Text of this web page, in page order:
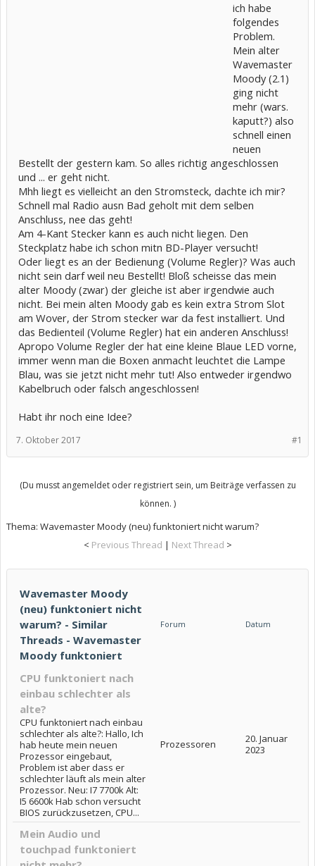
ich habe
folgendes
Problem.
Mein alter
Wavemaster
Moody (2.1)
ging nicht
mehr (wars.
kaputt?) also
schnell einen
neuen
Bestellt der gestern kam. So alles richtig angeschlossen
und ... er geht nicht.
Mhh liegt es vielleicht an den Stromsteck, dachte ich mir?
Schnell mal Radio ausn Bad geholt mit dem selben
Anschluss, nee das geht!
Am 4-Kant Stecker kann es auch nicht liegen. Den
Steckplatz habe ich schon mitn BD-Player versucht!
Oder liegt es an der Bedienung (Volume Regler)? Was auch
nicht sein darf weil neu Bestellt! Bloß scheisse das mein
alter Moody (zwar) der gleiche ist aber irgendwie auch
nicht. Bei mein alten Moody gab es kein extra Strom Slot
am Wover, der Strom stecker war da fest installiert. Und
das Bedienteil (Volume Regler) hat ein anderen Anschluss!
Apropo Volume Regler der hat eine kleine Blaue LED vorne,
immer wenn man die Boxen anmacht leuchtet die Lampe
Blau, was sie jetzt nicht mehr tut! Also entweder irgendwo
Kabelbruch oder falsch angeschlossen!
Habt ihr noch eine Idee?
#1
7. Oktober 2017
(Du musst angemeldet oder registriert sein, um Beiträge verfassen zu
können. )
Thema: Wavemaster Moody (neu) funktoniert nicht warum?
< Previous Thread | Next Thread >
Wavemaster Moody
(neu) funktoniert nicht
warum? - Similar
Threads - Wavemaster
Moody funktoniert
Forum Datum
CPU funktoniert nach
einbau schlechter als
alte?
CPU funktoniert nach einbau
schlechter als alte?: Hallo, Ich
hab heute mein neuen
Prozessor eingebaut,
Problem ist aber dass er
schlechter läuft als mein alter
Prozessor. Neu: I7 7700k Alt:
I5 6600k Hab schon versucht
BIOS zurückzusetzen, CPU...
Prozessoren
20. Januar
2023
Mein Audio und
touchpad funktoniert